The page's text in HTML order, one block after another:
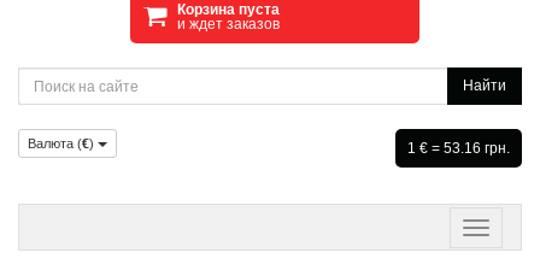
Корзина пуста
и ждет заказов
Найти
Валюта (€) 1 € = 53.16 грн.